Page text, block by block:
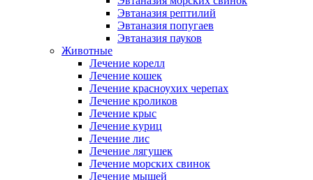
Эвтаназия рептилий
Эвтаназия попугаев
Эвтаназия пауков
Животные
Лечение корелл
Лечение кошек
Лечение красноухих черепах
Лечение кроликов
Лечение крыс
Лечение куриц
Лечение лис
Лечение лягушек
Лечение морских свинок
Лечение мышей